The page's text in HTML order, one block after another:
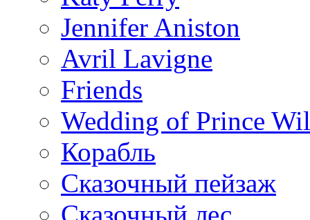
Jennifer Aniston
Avril Lavigne
Friends
Wedding of Prince
Корабль
Сказочный пейзаж